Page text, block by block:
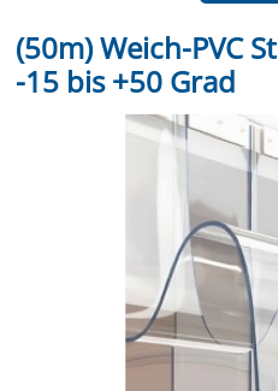
(50m) Weich-PVC
-15 bis +50 Grad